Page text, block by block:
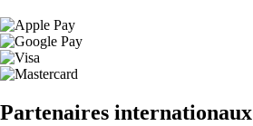
Partenaires internationaux